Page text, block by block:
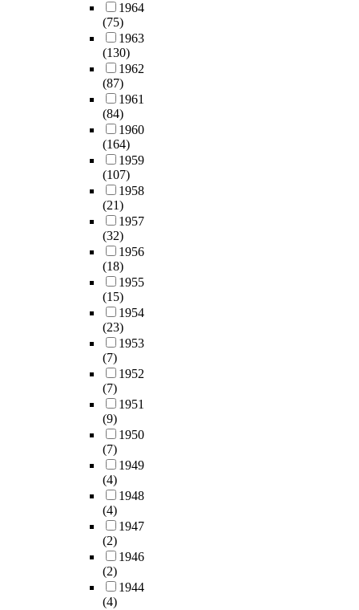
1964
(75)
1963
(130)
1962
(87)
1961
(84)
1960
(164)
1959
(107)
1958
(21)
1957
(32)
1956
(18)
1955
(15)
1954
(23)
1953
(7)
1952
(7)
1951
(9)
1950
(7)
1949
(4)
1948
(4)
1947
(2)
1946
(2)
1944
(4)